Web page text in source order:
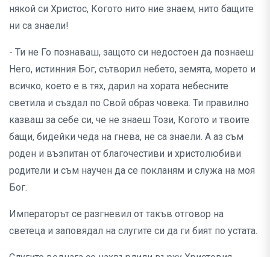
някой си Христос, Когото нито ние знаем, нито бащите
ни са знаели!
- Ти не Го познаваш, защото си недостоен да познаеш
Него, истинния Бог, сътворил небето, земята, морето и
всичко, което е в тях, дарил на хората небесните
светила и създал по Свой образ човека. Ти правилно
казваш за себе си, че не знаеш Този, Когото и твоите
бащи, бидейки чеда на гнева, не са знаели. А аз съм
роден и възпитан от благочестиви и христолюбиви
родители и съм научен да се покланям и служа на моя
Бог.
Императорът се разгневил от такъв отговор на
светеца и заповядал на слугите си да ги бият по устата.